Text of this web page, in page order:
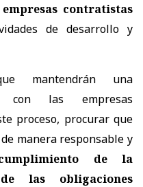
contratistas
de desarrollo y
mantendrán una
con las empresas
proceso, procurar que
manera responsable y
de la
las obligaciones